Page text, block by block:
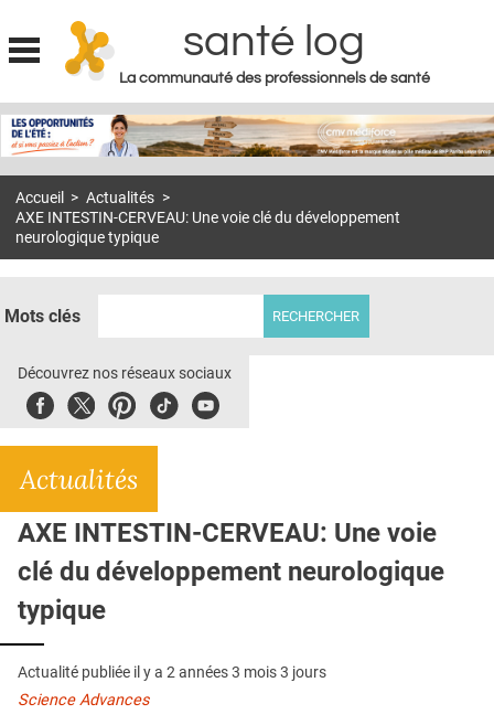
Jump to navigation
santé log
La communauté des professionnels de santé
MON COMPTE
S'ABONNER À LA REVUE SOIN À DOMICILE
ACTUS
E-REVUE SAD
THÉMA
CRÉDITS
Accueil > Actualités >
AXE INTESTIN-CERVEAU: Une voie clé du développement
neurologique typique
Mots clés
Découvrez nos réseaux sociaux
FacebookTwitterPinterest
TiktokYoubute
Actualités
AXE INTESTIN-CERVEAU: Une voie
clé du développement neurologique
typique
Actualité publiée il y a 2 années 3 mois 3 jours
Science Advances